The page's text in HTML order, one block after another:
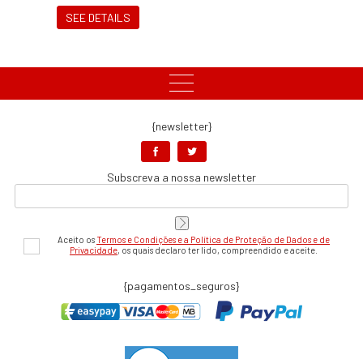
SEE DETAILS
{newsletter}
Subscreva a nossa newsletter
Aceito osTermos e Condições e a Política de Proteção de Dados e de
Privacidade, os quais declaro ter lido, compreendido e aceite.
{pagamentos_seguros}